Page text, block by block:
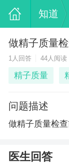
知道
做精子质量
1人回答 44人阅读
精子质量
问题描述
做精子质量检
医生回答